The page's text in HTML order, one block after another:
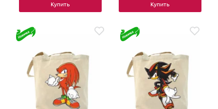
Купить Купить